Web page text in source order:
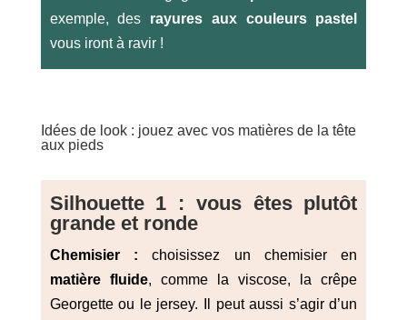
exemple, des rayures aux couleurs pastel
vous iront à ravir !
Idées de look : jouez avec vos matières de la tête
aux pieds
Silhouette 1 : vous êtes plutôt
grande et ronde
Chemisier :choisissez un chemisier en
matière fluide, comme la viscose, la crêpe
Georgette ou le jersey. Il peut aussi s’agir d’un